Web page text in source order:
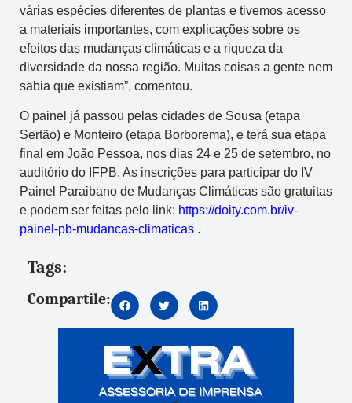
várias espécies diferentes de plantas e tivemos acesso
a materiais importantes, com explicações sobre os
efeitos das mudanças climáticas e a riqueza da
diversidade da nossa região. Muitas coisas a gente nem
sabia que existiam”, comentou.
O painel já passou pelas cidades de Sousa (etapa
Sertão) e Monteiro (etapa Borborema), e terá sua etapa
final em João Pessoa, nos dias 24 e 25 de setembro, no
auditório do IFPB. As inscrições para participar do IV
Painel Paraibano de Mudanças Climáticas são gratuitas
e podem ser feitas pelo link: https://doity.com.br/iv-
painel-pb-mudancas-climaticas .
Tags:
Compartile: